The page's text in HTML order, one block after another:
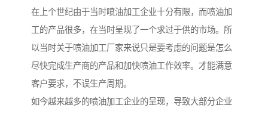
在上个世纪由于当时喷油加工企业十分有限，而喷油加
工的产品很多，在当时呈现了一个求过于供的市场。所
以当时关于喷油加工厂家来说只是要考虑的问题是怎么
尽快完成生产商的产品和加快喷油工作效率。才能满意
客户要求，不误生产周期。
如今越来越多的喷油加工企业的呈现，导致大部分企业